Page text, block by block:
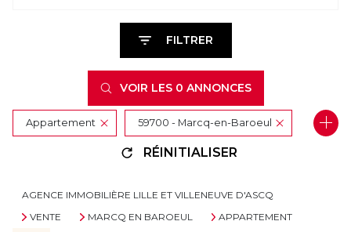
FILTRER
VOIR LES 0 ANNONCES
Appartement 59700 - Marcq-en-Baroeul
RÉINITIALISER
AGENCE IMMOBILIÈRE LILLE ET VILLENEUVE D'ASCQ
VENTE
MARCQ EN BAROEUL
APPARTEMENT